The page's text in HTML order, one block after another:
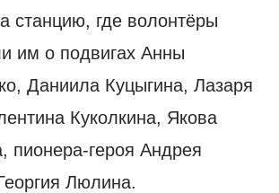
станцию, где волонтёры
им о подвигах Анны
Даниила Куцыгина, Лазаря
Куколкина, Якова
пионера-героя Андрея
Люлина.